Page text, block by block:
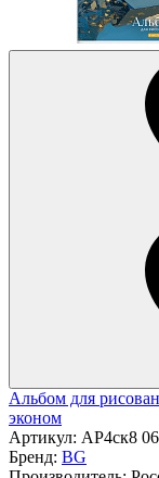
Альбом для
эконом
Артикул: АР4ск8
Бренд: BG